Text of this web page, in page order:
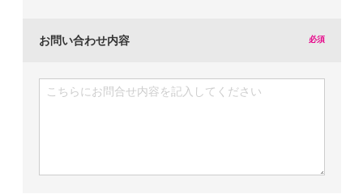
お問い合わせ内容